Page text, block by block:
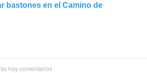
bastones en el Camino de
No hay comentarios